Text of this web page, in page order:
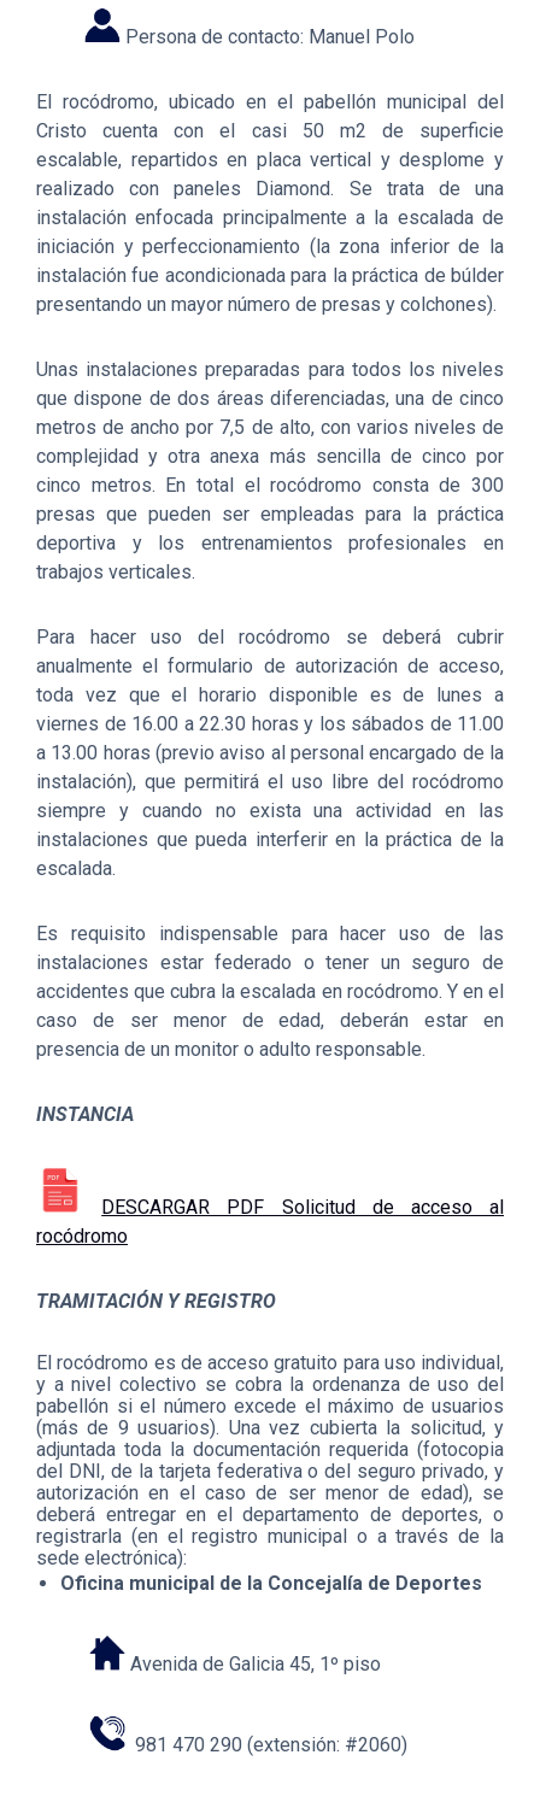
Persona de contacto: Manuel Polo
El rocódromo, ubicado en el pabellón municipal del
Cristo cuenta con el casi 50 m2 de superficie
escalable, repartidos en placa vertical y desplome y
realizado con paneles Diamond. Se trata de una
instalación enfocada principalmente a la escalada de
iniciación y perfeccionamiento (la zona inferior de la
instalación fue acondicionada para la práctica de búlder
presentando un mayor número de presas y colchones).
Unas instalaciones preparadas para todos los niveles
que dispone de dos áreas diferenciadas, una de cinco
metros de ancho por 7,5 de alto, con varios niveles de
complejidad y otra anexa más sencilla de cinco por
cinco metros. En total el rocódromo consta de 300
presas que pueden ser empleadas para la práctica
deportiva y los entrenamientos profesionales en
trabajos verticales.
Para hacer uso del rocódromo se deberá cubrir
anualmente el formulario de autorización de acceso,
toda vez que el horario disponible es de lunes a
viernes de 16.00 a 22.30 horas y los sábados de 11.00
a 13.00 horas (previo aviso al personal encargado de la
instalación), que permitirá el uso libre del rocódromo
siempre y cuando no exista una actividad en las
instalaciones que pueda interferir en la práctica de la
escalada.
Es requisito indispensable para hacer uso de las
instalaciones estar federado o tener un seguro de
accidentes que cubra la escalada en rocódromo. Y en el
caso de ser menor de edad, deberán estar en
presencia de un monitor o adulto responsable.
INSTANCIA
DESCARGAR PDF Solicitud de acceso al
rocódromo
TRAMITACIÓN Y REGISTRO
El rocódromo es de acceso gratuito para uso individual,
y a nivel colectivo se cobra la ordenanza de uso del
pabellón si el número excede el máximo de usuarios
(más de 9 usuarios). Una vez cubierta la solicitud, y
adjuntada toda la documentación requerida (fotocopia
del DNI, de la tarjeta federativa o del seguro privado, y
autorización en el caso de ser menor de edad), se
deberá entregar en el departamento de deportes, o
registrarla (en el registro municipal o a través de la
sede electrónica):
Oficina municipal de la Concejalía de Deportes
Avenida de Galicia 45, 1º piso
981 470 290 (extensión: #2060)